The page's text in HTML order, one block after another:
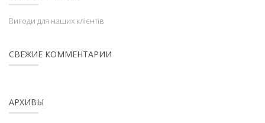
Вигоди для наших клієнтів
СВЕЖИЕ КОММЕНТАРИИ
АРХИВЫ